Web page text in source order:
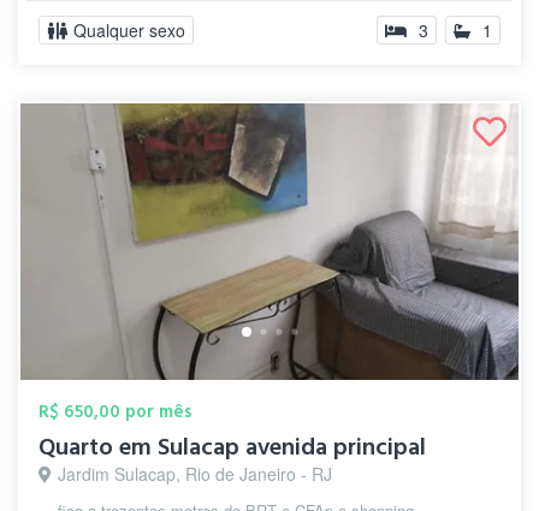
Qualquer sexo 3 1
R$ 650,00 por mês
Quarto em Sulacap avenida principal
Jardim Sulacap, Rio de Janeiro - RJ